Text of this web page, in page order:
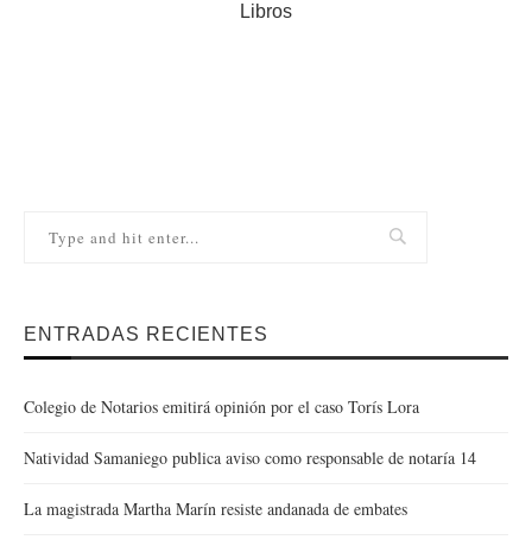
Libros
ENTRADAS RECIENTES
Colegio de Notarios emitirá opinión por el caso Torís Lora
Natividad Samaniego publica aviso como responsable de notaría 14
La magistrada Martha Marín resiste andanada de embates